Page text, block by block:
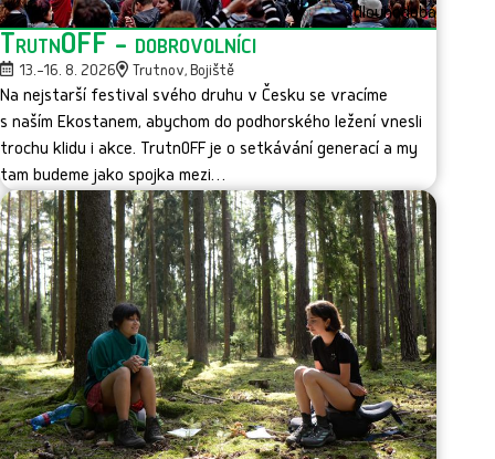
dlouhodobá
TrutnOFF - dobrovolníci
13.–16. 8. 2026 Trutnov, Bojiště
Na nejstarší festival svého druhu v Česku se vracíme
s naším Ekostanem, abychom do podhorského ležení vnesli
trochu klidu i akce. TrutnOFF je o setkávání generací a my
tam budeme jako spojka mezi…